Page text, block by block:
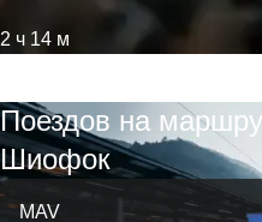
2 ч 14 м
Поездов на
Шиофок
MAV